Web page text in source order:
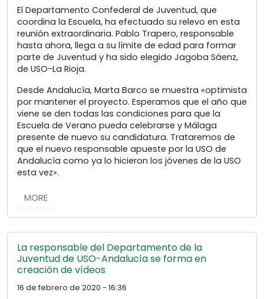
El Departamento Confederal de Juventud, que
coordina la Escuela, ha efectuado su relevo en esta
reunión extraordinaria. Pablo Trapero, responsable
hasta ahora, llega a su límite de edad para formar
parte de Juventud y ha sido elegido Jagoba Sáenz,
de USO-La Rioja.
Desde Andalucía, Marta Barco se muestra «optimista
por mantener el proyecto. Esperamos que el año que
viene se den todas las condiciones para que la
Escuela de Verano pueda celebrarse y Málaga
presente de nuevo su candidatura. Trataremos de
que el nuevo responsable apueste por la USO de
Andalucía como ya lo hicieron los jóvenes de la USO
esta vez».
MORE
La responsable del Departamento de la
Juventud de USO-Andalucía se forma en
creación de vídeos
16 de febrero de 2020 - 16:36